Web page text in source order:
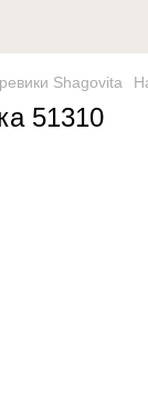
Shagovita
51310